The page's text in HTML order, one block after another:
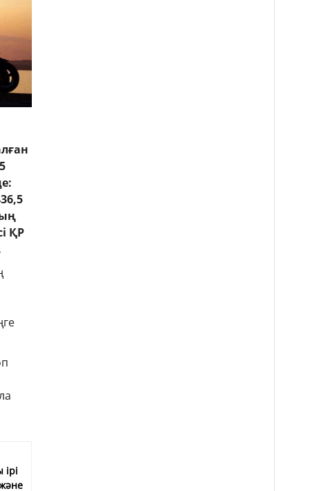
ҚР